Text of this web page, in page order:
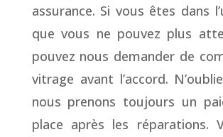
assurance. Si vous êtes dans
que vous ne pouvez plus
pouvez nous demander de
vitrage avant l’accord.
nous prenons toujours un
place après les réparations.